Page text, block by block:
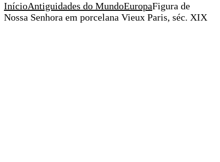
InícioAntiguidades do MundoEuropaFigura de
Nossa Senhora em porcelana Vieux Paris, séc. XIX